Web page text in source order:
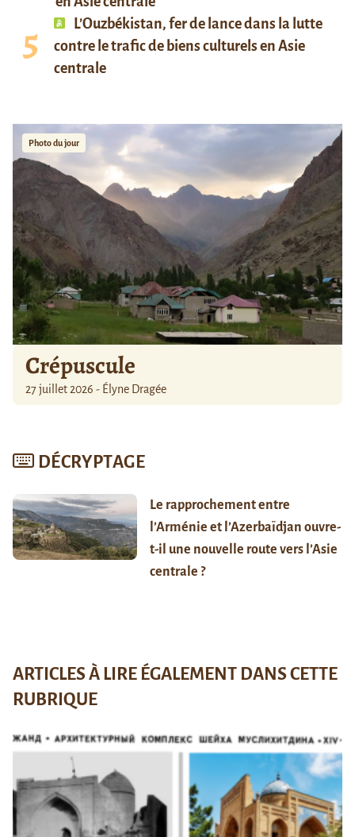
L’Ouzbékistan, fer de lance dans la lutte
contre le trafic de biens culturels en Asie
centrale
Photo du jour
Crépuscule
27 juillet 2026 - Élyne Dragée
DÉCRYPTAGE
Le rapprochement entre
l’Arménie et l’Azerbaïdjan ouvre-
t-il une nouvelle route vers l’Asie
centrale ?
ARTICLES À LIRE ÉGALEMENT DANS CETTE
RUBRIQUE